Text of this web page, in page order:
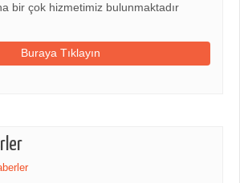
bir çok hizmetimiz bulunmaktadır
Buraya Tıklayın